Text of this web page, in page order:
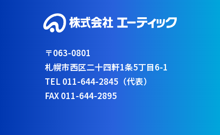
〒063-0801
札幌市西区二十四軒1条5丁目6-1
TEL 011-644-2845（代表）
FAX 011-644-2895